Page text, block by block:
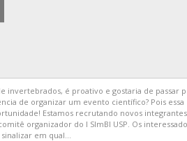
- Visitas Monitoradas no IB do Programa
Monitoradas serão realizadas no IB-USP, com
média de 3 horas por período. Elas são
os vestibulandos possam conhecer melhor as